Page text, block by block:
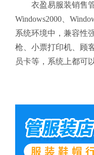
衣盈易服装销售
Windows2000、
系统环境中，兼容性
枪、小票打印机、顾
员卡等，系统上都可